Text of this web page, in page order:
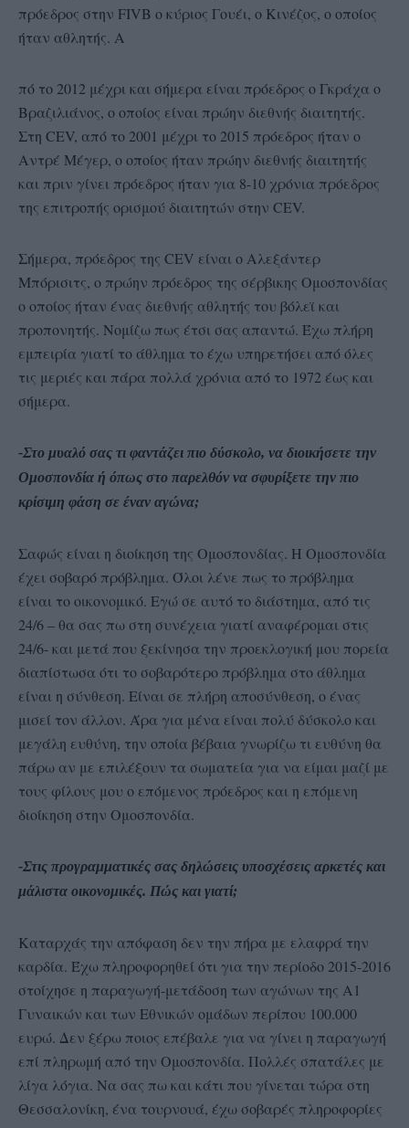
πρόεδρος στην FIVB ο κύριος Γουέι, ο Κινέζος, ο οποίος
ήταν αθλητής. Α
πό το 2012 μέχρι και σήμερα είναι πρόεδρος ο Γκράχα ο
Βραζιλιάνος, ο οποίος είναι πρώην διεθνής διαιτητής.
Στη CEV, από το 2001 μέχρι το 2015 πρόεδρος ήταν ο
Αντρέ Μέγερ, ο οποίος ήταν πρώην διεθνής διαιτητής
και πριν γίνει πρόεδρος ήταν για 8-10 χρόνια πρόεδρος
της επιτροπής ορισμού διαιτητών στην CEV.
Σήμερα, πρόεδρος της CEV είναι ο Αλεξάντερ
Μπόρισιτς, ο πρώην πρόεδρος της σέρβικης Ομοσπονδίας
ο οποίος ήταν ένας διεθνής αθλητής του βόλεϊ και
προπονητής. Νομίζω πως έτσι σας απαντώ. Έχω πλήρη
εμπειρία γιατί το άθλημα το έχω υπηρετήσει από όλες
τις μεριές και πάρα πολλά χρόνια από το 1972 έως και
σήμερα.
-Στο μυαλό σας τι φαντάζει πιο δύσκολο, να διοικήσετε την
Ομοσπονδία ή όπως στο παρελθόν να σφυρίξετε την πιο
κρίσιμη φάση σε έναν αγώνα;
Σαφώς είναι η διοίκηση της Ομοσπονδίας. Η Ομοσπονδία
έχει σοβαρό πρόβλημα. Όλοι λένε πως το πρόβλημα
είναι το οικονομικό. Εγώ σε αυτό το διάστημα, από τις
24/6 – θα σας πω στη συνέχεια γιατί αναφέρομαι στις
24/6- και μετά που ξεκίνησα την προεκλογική μου πορεία
διαπίστωσα ότι το σοβαρότερο πρόβλημα στο άθλημα
είναι η σύνθεση. Είναι σε πλήρη αποσύνθεση, ο ένας
μισεί τον άλλον. Άρα για μένα είναι πολύ δύσκολο και
μεγάλη ευθύνη, την οποία βέβαια γνωρίζω τι ευθύνη θα
πάρω αν με επιλέξουν τα σωματεία για να είμαι μαζί με
τους φίλους μου ο επόμενος πρόεδρος και η επόμενη
διοίκηση στην Ομοσπονδία.
-Στις προγραμματικές σας δηλώσεις υποσχέσεις αρκετές και
μάλιστα οικονομικές. Πώς και γιατί;
Καταρχάς την απόφαση δεν την πήρα με ελαφρά την
καρδία. Έχω πληροφορηθεί ότι για την περίοδο 2015-2016
στοίχησε η παραγωγή-μετάδοση των αγώνων της Α1
Γυναικών και των Εθνικών ομάδων περίπου 100.000
ευρώ. Δεν ξέρω ποιος επέβαλε για να γίνει η παραγωγή
επί πληρωμή από την Ομοσπονδία. Πολλές σπατάλες με
λίγα λόγια. Να σας πω και κάτι που γίνεται τώρα στη
Θεσσαλονίκη, ένα τουρνουά, έχω σοβαρές πληροφορίες